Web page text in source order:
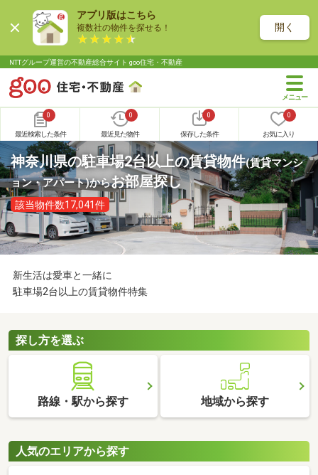
アプリ版はこちら
複数社の物件を探せる！ 開く
NTTグループ運営の不動産総合サイト goo住宅・不動産
0
最近検索した条件
0
最近見た物件
0
保存した条件
0
お気に入り
神奈川県の駐車場2台以上の賃貸物件(賃貸マンシ
ョン・アパート)からお部屋探し
該当物件数17,041件
新生活は愛車と一緒に
駐車場2台以上の賃貸物件特集
探し方を選ぶ
路線・駅から探す 地域から探す
人気のエリアから探す